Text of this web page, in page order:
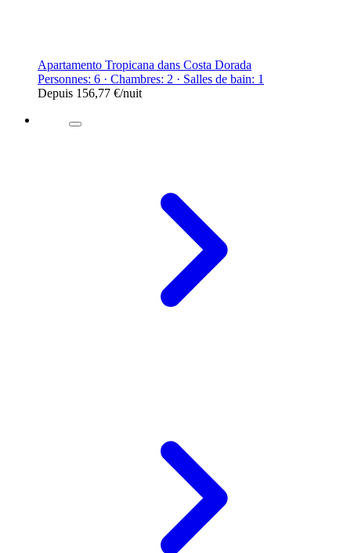
Apartamento Tropicana dans Costa Dorada
Personnes: 6 · Chambres: 2 · Salles de bain: 1
Depuis 156,77 €/nuit